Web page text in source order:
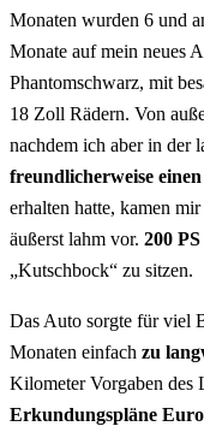
Monaten wurden 6 und
Monate auf mein neues
Phantomschwarz, mit
18 Zoll Rädern. Von
nachdem ich aber in der
freundlicherweise
erhalten hatte, kamen
äußerst lahm vor. 200
„Kutschbock“ zu sitzen.
Das Auto sorgte für viel
Monaten einfach zu
Kilometer Vorgaben des
Erkundungspläne